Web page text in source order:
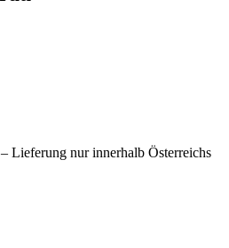
– Lieferung nur innerhalb Österreichs